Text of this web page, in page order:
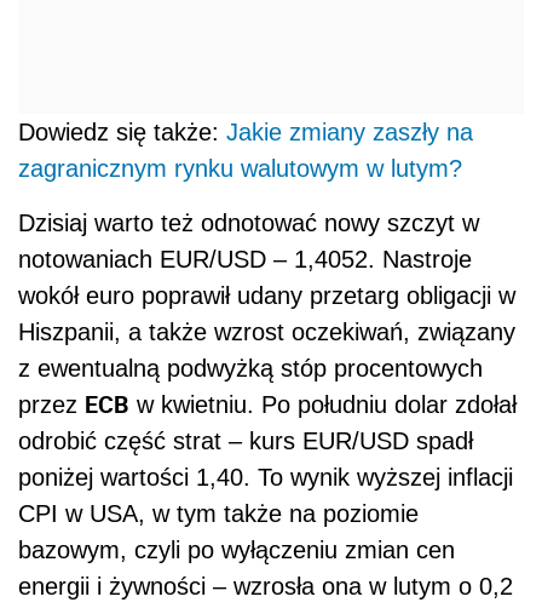
Dowiedz się także: Jakie zmiany zaszły na
zagranicznym rynku walutowym w lutym?
Dzisiaj warto też odnotować nowy szczyt w
notowaniach EUR/USD – 1,4052. Nastroje
wokół euro poprawił udany przetarg obligacji w
Hiszpanii, a także wzrost oczekiwań, związany
z ewentualną podwyżką stóp procentowych
przez ECB w kwietniu. Po południu dolar zdołał
odrobić część strat – kurs EUR/USD spadł
poniżej wartości 1,40. To wynik wyższej inflacji
CPI w USA, w tym także na poziomie
bazowym, czyli po wyłączeniu zmian cen
energii i żywności – wzrosła ona w lutym o 0,2